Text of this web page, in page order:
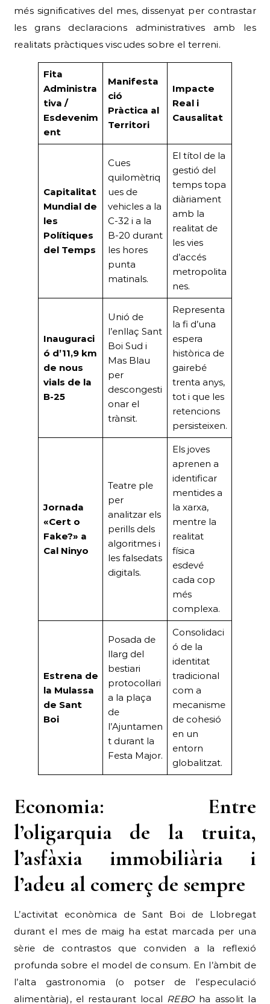
més significatives del mes, dissenyat per contrastar
les grans declaracions administratives amb les
realitats pràctiques viscudes sobre el terreni.
Fita
Administra
tiva /
Esdevenim
ent
Manifesta
ció
Pràctica al
Territori
Impacte
Real i
Causalitat
Capitalitat
Mundial de
les
Polítiques
del Temps
Cues
quilomètriq
ues de
vehicles a la
C-32 i a la
B-20 durant
les hores
punta
matinals.
El títol de la
gestió del
temps topa
diàriament
amb la
realitat de
les vies
d’accés
metropolita
nes.
Inauguraci
ó d’11,9 km
de nous
vials de la
B-25
Unió de
l’enllaç Sant
Boi Sud i
Mas Blau
per
descongesti
onar el
trànsit.
Representa
la fi d’una
espera
històrica de
gairebé
trenta anys,
tot i que les
retencions
persisteixen.
Jornada
«Cert o
Fake?» a
Cal Ninyo
Teatre ple
per
analitzar els
perills dels
algoritmes i
les falsedats
digitals.
Els joves
aprenen a
identificar
mentides a
la xarxa,
mentre la
realitat
física
esdevé
cada cop
més
complexa.
Estrena de
la Mulassa
de Sant
Boi
Posada de
llarg del
bestiari
protocol·lari
a la plaça
de
l’Ajuntamen
t durant la
Festa Major.
Consolidaci
ó de la
identitat
tradicional
com a
mecanisme
de cohesió
en un
entorn
globalitzat.
Economia: Entre
l’oligarquia de la truita,
l’asfàxia immobiliària i
l’adeu al comerç de sempre
L’activitat econòmica de Sant Boi de Llobregat
durant el mes de maig ha estat marcada per una
sèrie de contrastos que conviden a la reflexió
profunda sobre el model de consum. En l’àmbit de
l’alta gastronomia (o potser de l’especulació
alimentària), el restaurant local REBOha assolit la